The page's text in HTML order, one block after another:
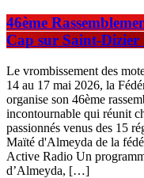
46ème
Cap sur Saint-Dizier
Le vrombissement des
14 au 17 mai 2026, la
organise son 46ème
incontournable qui réunit
passionnés venus des 15
Maïté d'Almeyda de la
Active Radio Un
d’Almeyda, […]